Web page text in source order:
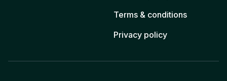
Terms & conditions
Privacy policy